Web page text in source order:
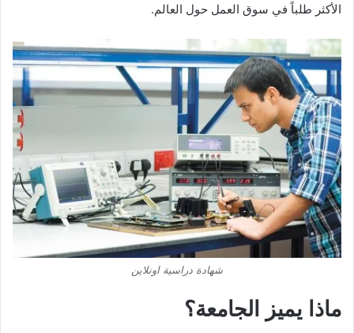
الأكثر طلباً في سوق العمل حول العالم.
شهادة دراسية اونلاين
ماذا يميز الجامعة؟